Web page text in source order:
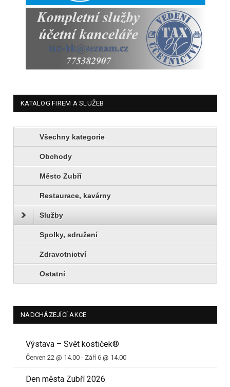
KATALOG FIREM A SLUŽEB
Všechny kategorie
Obchody
Město Zubří
Restaurace, kavárny
Služby
Spolky, sdružení
Zdravotnictví
Ostatní
NADCHÁZEJÍCÍ AKCE
Výstava – Svět kostiček®
Červen 22 @ 14.00 - Září 6 @ 14.00
Den města Zubří 2026